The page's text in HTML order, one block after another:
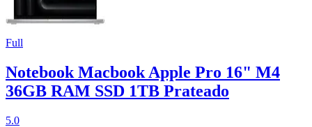
Full
Notebook Macbook Apple Pro 16" M4
36GB RAM SSD 1TB Prateado
5.0